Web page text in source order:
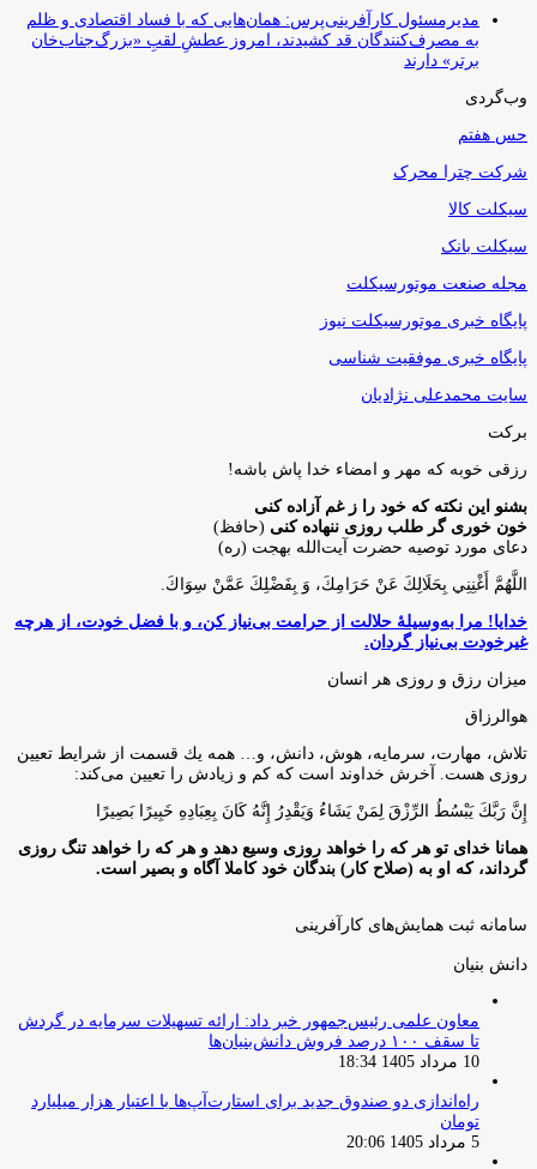
مدیرمسئول کارآفرینی‌پرس: همان‌هایی که با فساد اقتصادی و ظلم
به مصرف‌کنندگان قد کشیدند، امروز عطشِ لقبِ «بزرگ‌جناب‌خان
برتر» دارند
وب‌گردی
حس هفتم
شرکت چترا محرک
سیکلت کالا
سیکلت بانک
مجله صنعت موتورسیکلت
پایگاه خبری موتورسیکلت نیوز
پایگاه خبری موفقیت شناسی
سایت محمدعلی نژادیان
برکت
رزقی خوبه كه مهر و امضاء خدا پاش باشه!
بشنو این نکته که خود را ز غم آزاده کنی
خون خوری گر طلب روزی ننهاده کنی (حافظ)
دعای مورد توصیه حضرت آیت‌الله بهجت (ره)
اللَّهُمَّ أَغْنِنِي بِحَلَالِكَ عَنْ حَرَامِكَ، وَ بِفَضْلِكَ عَمَّنْ سِوَاكَ‏.
خدایا! مرا به‌وسیلۀ حلالت از حرامت بی‌نیاز کن، و با فضل خودت، از هرچه
غیرخودت بی‌نیاز گردان.
میزان رزق و روزی هر انسان
هوالرزاق
تلاش، مهارت، سرمايه، هوش، دانش، و… همه يك قسمت از شرايط تعيين
روزى هست. آخرش خداوند است كه كم و زيادش را تعيين مى‌كند:
إِنَّ رَبَّكَ يَبْسُطُ الرِّزْقَ لِمَنْ يَشَاءُ وَيَقْدِرُ إِنَّهُ كَانَ بِعِبَادِهِ خَبِيرًا بَصِيرًا
همانا خدای تو هر که را خواهد روزی وسیع دهد و هر که را خواهد تنگ روزی
گرداند، که او به (صلاح کار) بندگان خود کاملا آگاه و بصیر است.
سامانه ثبت همایش‌های کارآفرینی
دانش‌ بنیان‌
معاون علمی رئیس‌جمهور خبر داد: ارائه تسهیلات سرمایه در گردش
تا سقف ۱۰۰ درصد فروش دانش‌بنیان‌ها
10 مرداد 1405 18:34
راه‌اندازی دو صندوق جدید برای استارت‌آپ‌ها با اعتبار هزار میلیارد
تومان
5 مرداد 1405 20:06